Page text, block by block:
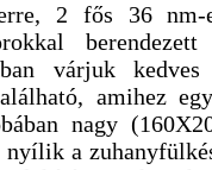
2 fős 36 nm-
berendezett
várjuk
amihez
nagy
a